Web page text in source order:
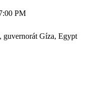
PM
guvernorát Gíza, Egypt